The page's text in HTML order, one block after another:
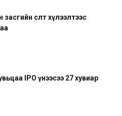
өсөлт хүлээлтээс
IPO үнээсээ 27 хувиар